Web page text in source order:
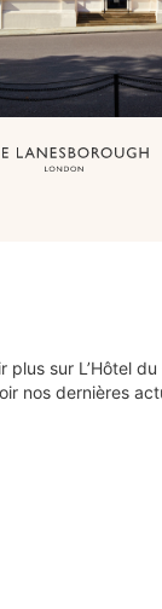
plus sur L’Hôtel
nos dernières